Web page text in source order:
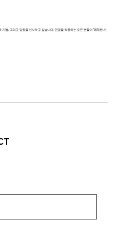
쁨, 그리고 감동을 선사하고 싶습니다. 안경을 착용하는 모든 분들이 '쾌적한 시